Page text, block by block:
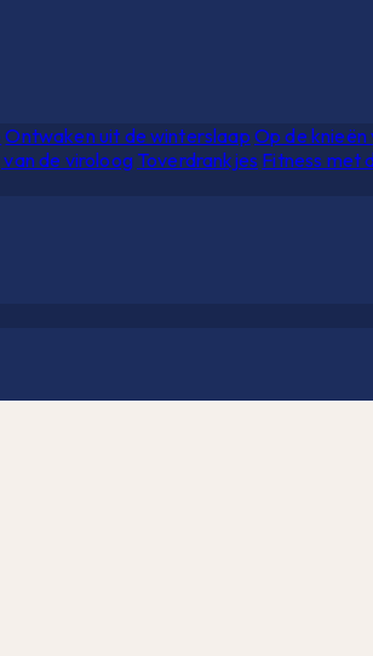
Ontwaken uit de winterslaap Op de
de viroloog Toverdrankjes Fitness met